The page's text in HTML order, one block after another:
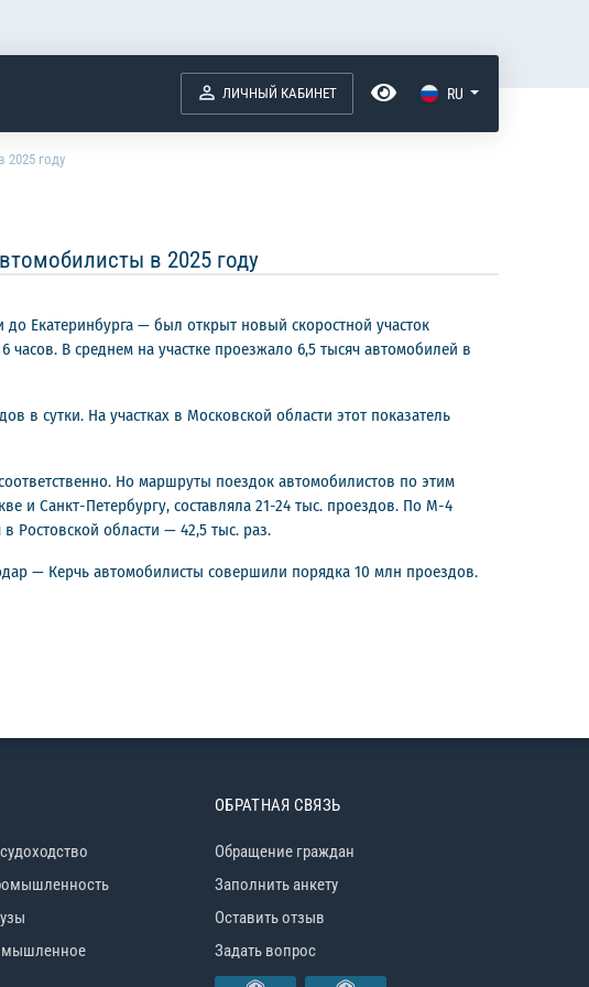
ЛИЧНЫЙ КАБИНЕТ RU
году
в 2025 году
Екатеринбурга — был открыт новый скоростной участок
В среднем на участке проезжало 6,5 тысяч автомобилей в
в сутки. На участках в Московской области этот показатель
Но маршруты поездок автомобилистов по этим
и Санкт-Петербургу, составляла 21-24 тыс. проездов. По М-4
Ростовской области — 42,5 тыс. раз.
— Керчь автомобилисты совершили порядка 10 млн проездов.
ОБРАТНАЯ СВЯЗЬ
Обращение граждан
Заполнить анкету
Оставить отзыв
Задать вопрос